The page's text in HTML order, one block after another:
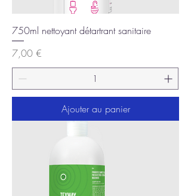
750ml nettoyant détartrant sanitaire
Prix
7,00 €
Ajouter au panier